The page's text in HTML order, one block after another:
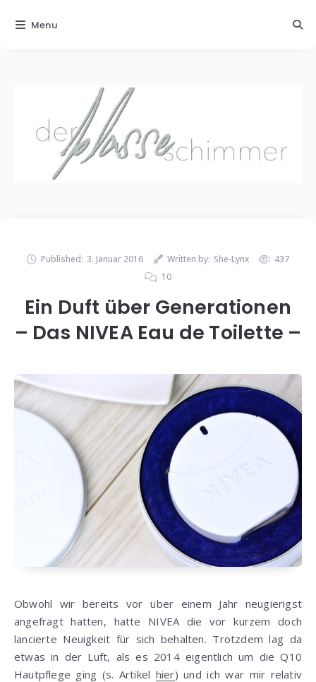
Published: 3. Januar 2016 Written by: She-Lynx
437
10
Ein Duft über Generationen
– Das NIVEA Eau de Toilette –
Obwohl wir bereits vor über einem Jahr neugierigst
angefragt hatten, hatte NIVEA die vor kurzem doch
lancierte Neuigkeit für sich behalten. Trotzdem lag da
etwas in der Luft, als es 2014 eigentlich um die Q10
Hautpflege ging (s. Artikel hier) und ich war mir relativ
Menu